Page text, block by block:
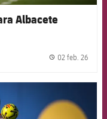
Albacete
02 feb. 26